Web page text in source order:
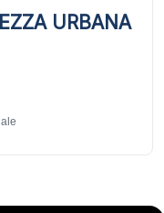
URBANA